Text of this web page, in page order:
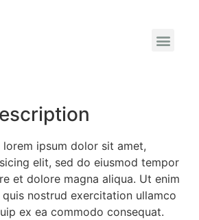
lorem ipsum dolor sit amet,
elit, sed do eiusmod tempor
et dolore magna aliqua. Ut enim
nostrud exercitation ullamco
ex ea commodo consequat.